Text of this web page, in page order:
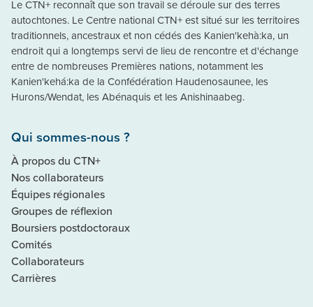
Le CTN+ reconnaît que son travail se déroule sur des terres
autochtones. Le Centre national CTN+ est situé sur les territoires
traditionnels, ancestraux et non cédés des Kanien'kehà:ka, un
endroit qui a longtemps servi de lieu de rencontre et d'échange
entre de nombreuses Premières nations, notamment les
Kanien'kehá:ka de la Confédération Haudenosaunee, les
Hurons/Wendat, les Abénaquis et les Anishinaabeg.
Qui sommes-nous ?
À propos du CTN+
Nos collaborateurs
Équipes régionales
Groupes de réflexion
Boursiers postdoctoraux
Comités
Collaborateurs
Carrières